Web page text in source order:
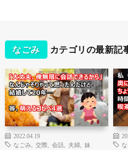
なごみ カテゴリの最新記
2022.04.19
なごみ
交際 会話 夫婦 妹